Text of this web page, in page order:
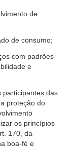
de
de consumo;
com padrões
e
participantes das
proteção do
os princípios
170, da
boa-fé e